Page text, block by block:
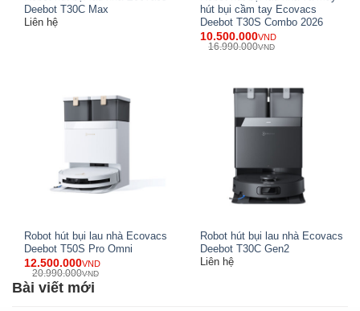
Edge Sensor
Robot hút bụi thường bỏ sót các mép tường hoặc góc
khuất, nhưng X9 Pro Omni thì không:
Deebot T30C Max
Liên hệ
hút bụi cầm tay Ecovacs
Deebot T30S Combo 2026
10.500.000VND
16.990.000VND
Robot hút bụi lau nhà Ecovacs
Deebot T50S Pro Omni
12.500.000VND
20.990.000VND
Robot hút bụi lau nhà Ecovacs
Deebot T30C Gen2
Liên hệ
Bài viết mới